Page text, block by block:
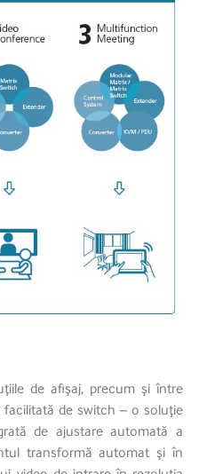
de afişaj, precum şi între
facilitată de switch – o soluţie
de ajustare automată a
transformă automat şi în